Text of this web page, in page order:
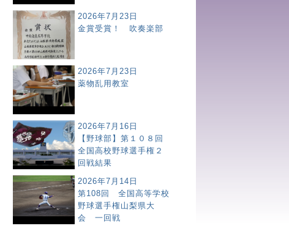
2026年7月23日
金賞受賞！ 吹奏楽部
2026年7月23日
薬物乱用教室
2026年7月16日
【野球部】第１０８回
全国高校野球選手権２
回戦結果
2026年7月14日
第108回 全国高等学校
野球選手権山梨県大
会 一回戦